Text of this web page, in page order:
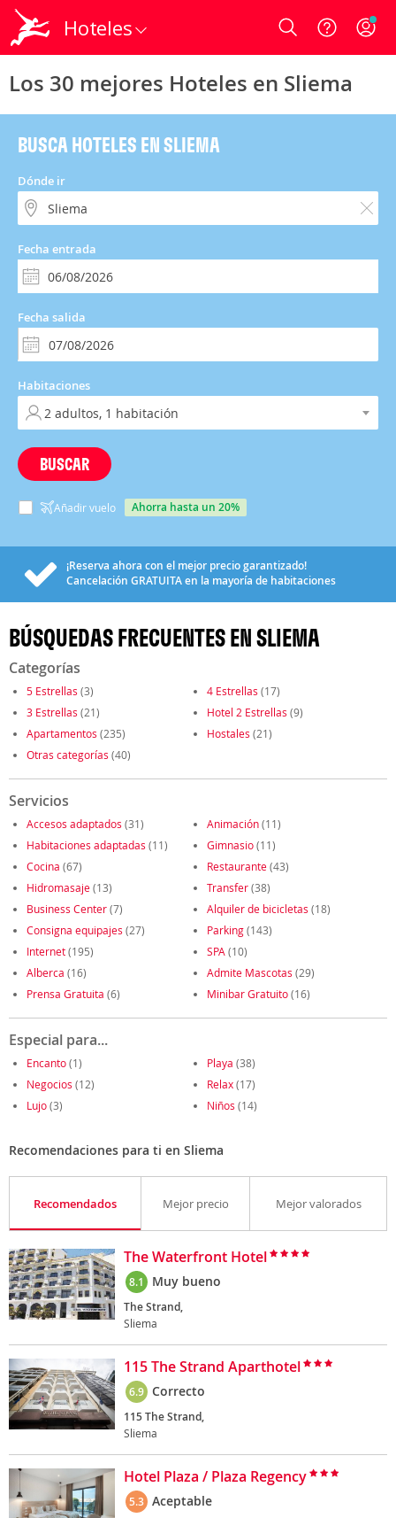
Hoteles Login
Los 30 mejores Hoteles en Sliema
BUSCA HOTELES EN SLIEMA
Dónde ir
Fecha entrada
Fecha salida
Habitaciones
BUSCAR
Añadir vuelo ahorra hasta un 20%
¡Reserva ahora con el mejor precio garantizado!
Cancelación GRATUITAen la mayoría de habitaciones
BÚSQUEDAS FRECUENTES EN SLIEMA
Categorías
5 Estrellas (3) 4 Estrellas (17)
3 Estrellas (21) Hotel 2 Estrellas (9)
Apartamentos (235) Hostales (21)
Otras categorías (40)
Servicios
Accesos adaptados (31) Animación(11)
Habitaciones adaptadas (11) Gimnasio(11)
Cocina (67) Restaurante(43)
Hidromasaje(13) Transfer(38)
Business Center(7) Alquiler de bicicletas (18)
Consigna equipajes (27) Parking(143)
Internet(195) SPA (10)
Alberca (16) Admite Mascotas (29)
Prensa Gratuita (6) Minibar Gratuito(16)
Especial para...
Encanto(1) Playa (38)
Negocios (12) Relax(17)
Lujo(3) Niños (14)
Recomendaciones para ti en Sliema
Recomendados Mejor precio Mejor valorados
The Waterfront Hotel
8.1 Muy bueno
The Strand,
Sliema
115 The Strand Aparthotel
6.9 Correcto
115 The Strand,
Sliema
Hotel Plaza / Plaza Regency
5.3 Aceptable